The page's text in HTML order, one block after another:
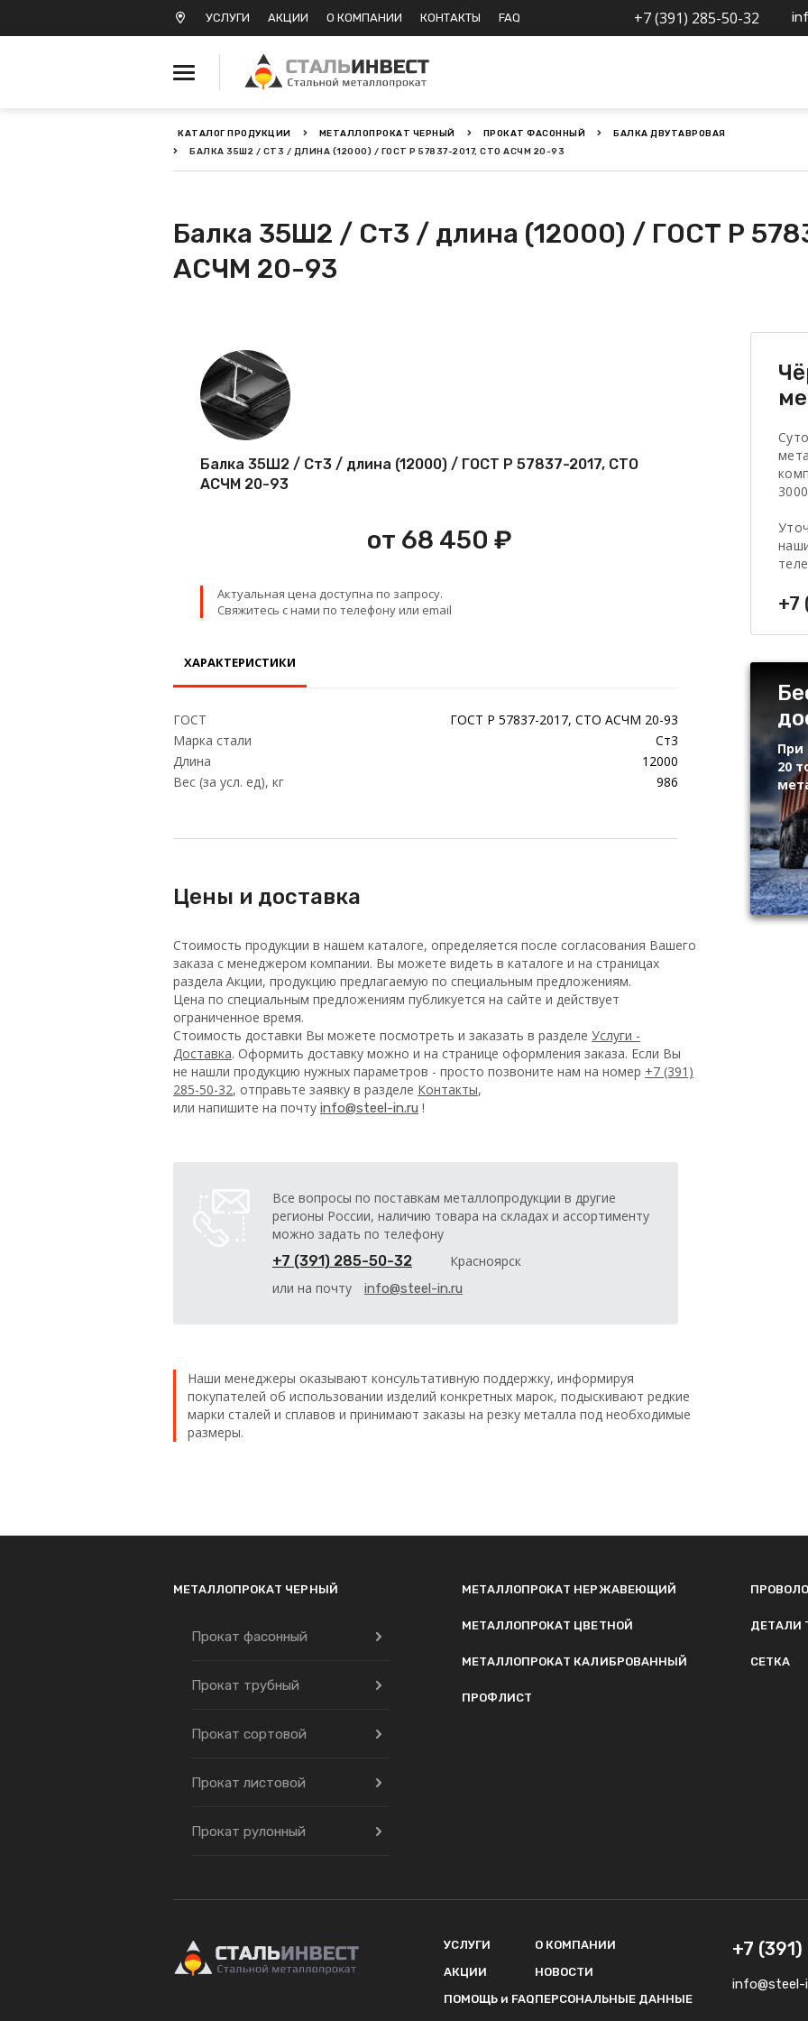
УСЛУГИ АКЦИИ О КОМПАНИИ КОНТАКТЫ FAQ +7 (391) 285-50-32
Металлопрокат черный
нержавеющий
Металлопрокат цветной
Профлист
Проволока
Детали трубопровода
КАТАЛОГ ПРОДУКЦИИ МЕТАЛЛОПРОКАТ ЧЕРНЫЙ ПРОКАТ ФАСОННЫЙ
БАЛКА ДВУТАВРОВАЯ
БАЛКА 35Ш2 / СТ3 / ДЛИНА (12000) / ГОСТ Р 57837-2017, СТО АСЧМ 20-93
Балка 35Ш2 / Ст3 / длина (12000) / ГОСТ Р
АСЧМ 20-93
Балка 35Ш2 / Ст3 / длина (12000) / ГОСТ Р 57837-2017, СТО
АСЧМ 20-93
от 68 450 ₽
Актуальная цена доступна по запросу.
Свяжитесь с нами по телефону или email
ХАРАКТЕРИСТИКИ
ГОСТ
ГОСТ Р 57837-2017, СТО АСЧМ 20-93
Марка стали
Ст3
Длина
12000
Вес (за усл. ед), кг
986
Цены и доставка
Стоимость продукции в нашем каталоге, определяется после согласования Вашего
заказа с менеджером компании. Вы можете видеть в каталоге и на страницах
раздела Акции, продукцию предлагаемую по специальным предложениям.
Цена по специальным предложениям публикуется на сайте и действует
ограниченное время.
Стоимость доставки Вы можете посмотреть и заказать в разделе Услуги -
Доставка. Оформить доставку можно и на странице оформления заказа. Если Вы
не нашли продукцию нужных параметров - просто позвоните нам на номер +7 (391)
285-50-32, отправьте заявку в разделе Контакты,
или напишите на почту info@steel-in.ru !
Все вопросы по поставкам металлопродукции в другие
регионы России, наличию товара на складах и ассортименту
можно задать по телефону
+7 (391) 285-50-32
Красноярск
или на почту
info@steel-in.ru
Наши менеджеры оказывают консультативную поддержку, информируя
покупателей об использовании изделий конкретных марок, подыскивают редкие
марки сталей и сплавов и принимают заказы на резку металла под необходимые
размеры.
+7
При
20
МЕТАЛЛОПРОКАТ ЧЕРНЫЙ
Прокат фасонный
Прокат трубный
Прокат сортовой
Прокат листовой
Прокат рулонный
МЕТАЛЛОПРОКАТ НЕРЖАВЕЮЩИЙ
МЕТАЛЛОПРОКАТ ЦВЕТНОЙ
МЕТАЛЛОПРОКАТ КАЛИБРОВАННЫЙ
ПРОФЛИСТ
ДЕТАЛИ
СЕТКА
УСЛУГИ
АКЦИИ
ПОМОЩЬ и FAQ
О КОМПАНИИ
НОВОСТИ
ПЕРСОНАЛЬНЫЕ ДАННЫЕ
+7
info@steel-